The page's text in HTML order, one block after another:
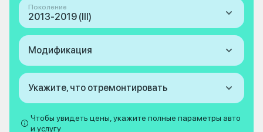
Поколение
2013-2019 (III)
Модификация
Укажите, что отремонтировать
Чтобы увидеть цены, укажите полные параметры авто
и услугу